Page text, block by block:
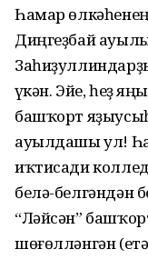
Һамар
Диңгеҙбай
үҫкән. Эйе, һеҙ
башҡорт
ауылдашы ул!
иҡтисади
белә-белгәндән
“Ләйсән”
шөғөлләнгән